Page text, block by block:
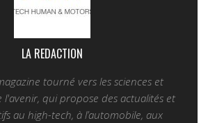
LA REDACTION
tourné vers les sciences et
l'avenir, qui propose des actualités et
au high-tech, à l’automobile, aux